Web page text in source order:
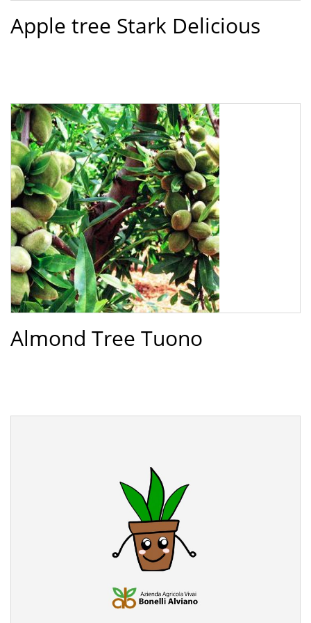
Apple tree Stark Delicious
Almond Tree Tuono